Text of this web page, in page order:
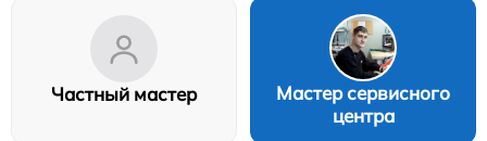
Частный мастер
Мастер сервисного
центра